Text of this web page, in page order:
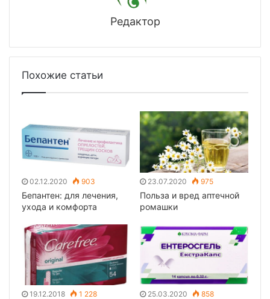
Редактор
Похожие статьи
02.12.2020 903
Бепантен: для лечения,
ухода и комфорта
23.07.2020 975
Польза и вред аптечной
ромашки
19.12.2018 1 228 25.03.2020 858